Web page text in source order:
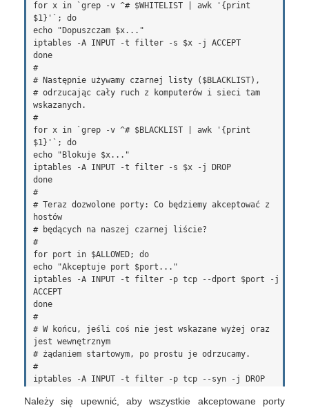
for x in `grep -v ^# $WHITELIST | awk '{print
$1}'`; do
echo "Dopuszczam $x..."
iptables -A INPUT -t filter -s $x -j ACCEPT
done
#
# Następnie używamy czarnej listy ($BLACKLIST),
# odrzucając cały ruch z komputerów i sieci tam
wskazanych.
#
for x in `grep -v ^# $BLACKLIST | awk '{print
$1}'`; do
echo "Blokuje $x..."
iptables -A INPUT -t filter -s $x -j DROP
done
#
# Teraz dozwolone porty: Co będziemy akceptować z
hostów
# będących na naszej czarnej liście?
#
for port in $ALLOWED; do
echo "Akceptuje port $port..."
iptables -A INPUT -t filter -p tcp --dport $port -j
ACCEPT
done
#
# W końcu, jeśli coś nie jest wskazane wyżej oraz
jest wewnętrznym
# żądaniem startowym, po prostu je odrzucamy.
#
Należy się upewnić, aby wszystkie akceptowane porty